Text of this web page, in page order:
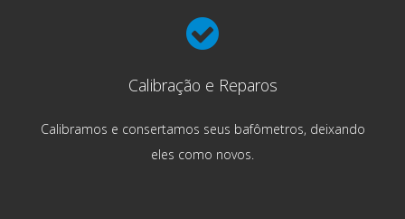
Calibração e Reparos
Calibramos e consertamos seus bafômetros, deixando
eles como novos.